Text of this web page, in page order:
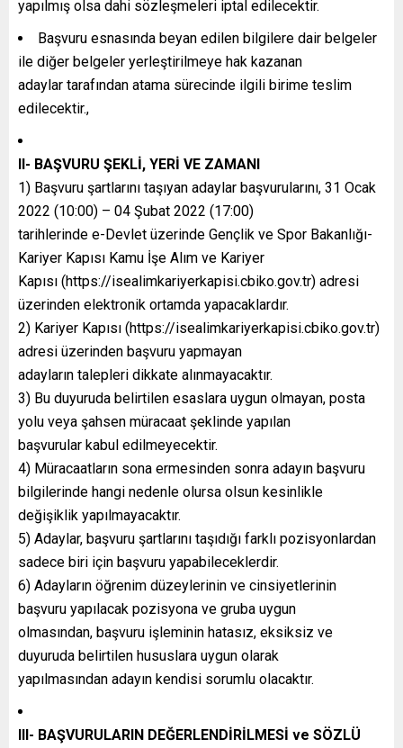
yapılmış olsa dahi sözleşmeleri iptal edilecektir.
Başvuru esnasında beyan edilen bilgilere dair belgeler
ile diğer belgeler yerleştirilmeye hak kazanan
adaylar tarafından atama sürecinde ilgili birime teslim
edilecektir.,
II- BAŞVURU ŞEKLİ, YERİ VE ZAMANI
1) Başvuru şartlarını taşıyan adaylar başvurularını, 31 Ocak
2022 (10:00) – 04 Şubat 2022 (17:00)
tarihlerinde e-Devlet üzerinde Gençlik ve Spor Bakanlığı-
Kariyer Kapısı Kamu İşe Alım ve Kariyer
Kapısı (https://isealimkariyerkapisi.cbiko.gov.tr) adresi
üzerinden elektronik ortamda yapacaklardır.
2) Kariyer Kapısı (https://isealimkariyerkapisi.cbiko.gov.tr)
adresi üzerinden başvuru yapmayan
adayların talepleri dikkate alınmayacaktır.
3) Bu duyuruda belirtilen esaslara uygun olmayan, posta
yolu veya şahsen müracaat şeklinde yapılan
başvurular kabul edilmeyecektir.
4) Müracaatların sona ermesinden sonra adayın başvuru
bilgilerinde hangi nedenle olursa olsun kesinlikle
değişiklik yapılmayacaktır.
5) Adaylar, başvuru şartlarını taşıdığı farklı pozisyonlardan
sadece biri için başvuru yapabileceklerdir.
6) Adayların öğrenim düzeylerinin ve cinsiyetlerinin
başvuru yapılacak pozisyona ve gruba uygun
olmasından, başvuru işleminin hatasız, eksiksiz ve
duyuruda belirtilen hususlara uygun olarak
yapılmasından adayın kendisi sorumlu olacaktır.
III- BAŞVURULARIN DEĞERLENDİRİLMESİ ve SÖZLÜ